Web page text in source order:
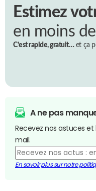
Estimez
en moins de
C’est rapide, gratuit…et ça
A ne pas
Recevez nos astuces
mail.
En savoir plus sur notre